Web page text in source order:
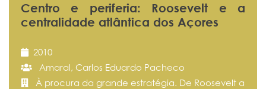
Centro e periferia: Roosevelt e a
centralidade atlântica dos Açores
2010
Amaral, Carlos Eduardo Pacheco
À procura da grande estratégia. De Roosevelt a